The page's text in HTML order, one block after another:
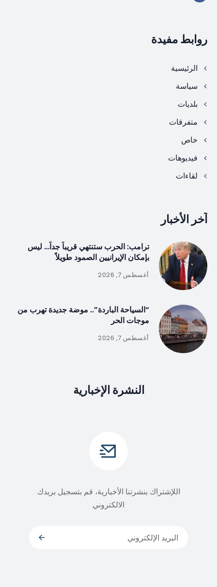
روابط مفيدة
الرئيسية
سياسة
بلديات
متفرقات
خاص
فيديوهات
لقاءات
آخر الأخبار
ترامب: الحرب ستنتهي قريباً جداً… ليس
بإمكان الإيرانيين الصمود طويلاً
أغسطس 7, 2026
“السياحة الباردة”.. موضة جديدة تهرب من
موجات الحر
أغسطس 7, 2026
النشرة الإخبارية
اللإشتراك بنشرتنا الأخبارية، قم بتسجيل بريدك
الالكتروني